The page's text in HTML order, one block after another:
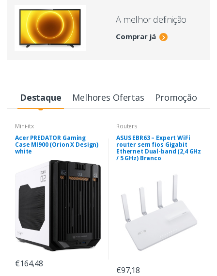
A melhor definição
Comprar já
Destaque Melhores Ofertas Promoção
Mini-itx
Acer PREDATOR Gaming
Case MI900 (Orion X Design)
white
€164,48
Routers
ASUS EBR63 – Expert WiFi
router sem fios Gigabit
Ethernet Dual-band (2,4 GHz
/ 5 GHz) Branco
€97,18